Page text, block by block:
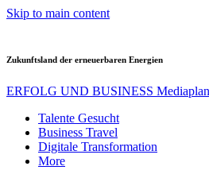
Skip to main content
Zukunftsland der erneuerbaren Energien
ERFOLG UND BUSINESS
Talente Gesucht
Business Travel
Digitale Transformation
More